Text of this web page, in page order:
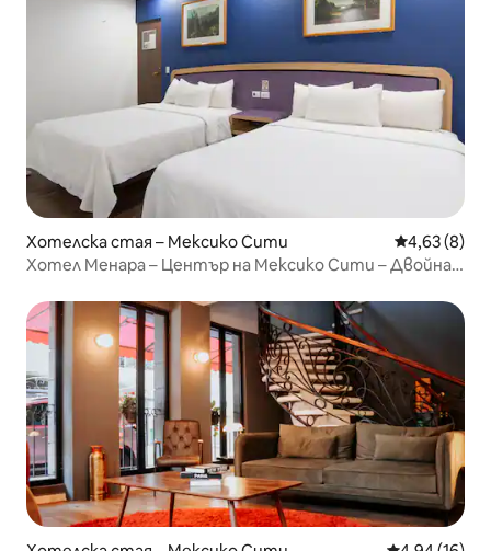
Хотелска стая – Мексико Сити Средна
4,63 (8)
Хотел Менара – Център на Мексико Сити – Двойна